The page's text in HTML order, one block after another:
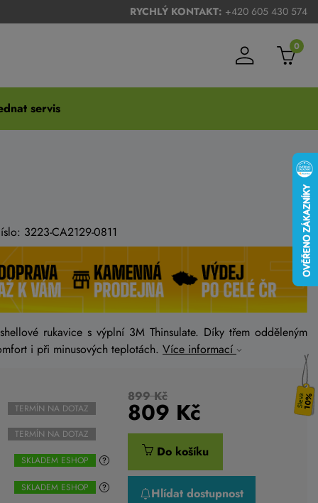
RYCHLÝ KONTAKT: +420 605 430 574
0
servis
3223-CA2129-0811
rukavice s výplní 3M Thinsulate. Díky třem odděleným
i při minusových teplotách. Více informací
10%
TERMÍN NA DOTAZ
TERMÍN NA DOTAZ
SKLADEM ESHOP
SKLADEM ESHOP
899 Kč
809 Kč
Do košíku
Hlídat dostupnost